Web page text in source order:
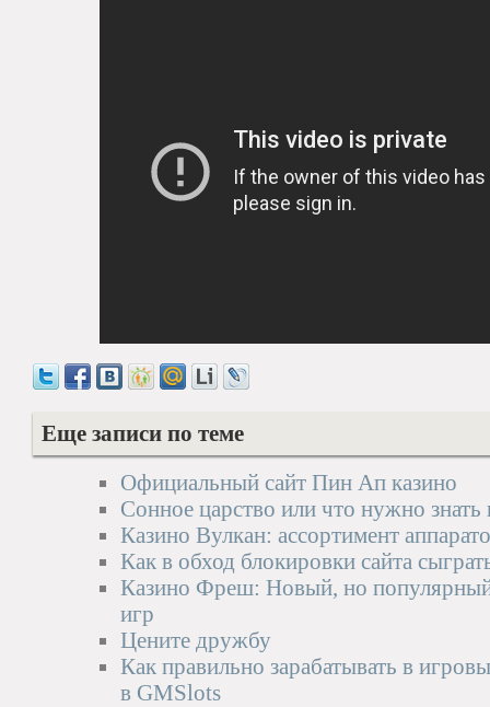
Еще записи по теме
Официальный сайт Пин Ап казино
Сонное царство или что нужно
Казино Вулкан: ассортимент
Как в обход блокировки сайта
Казино Фреш: Новый, но
игр
Цените дружбу
Как правильно зарабатывать в
в GMSlots